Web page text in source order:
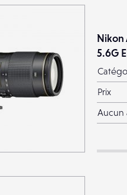
Nikon
5.6G
Prix
Aucun